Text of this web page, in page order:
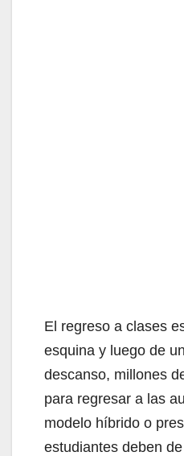
El regreso a clases
esquina y luego de
descanso, millones
para regresar a las
modelo híbrido o
estudiantes deben